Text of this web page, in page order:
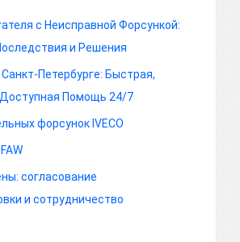
с Неисправной Форсункой:
и Решения
Петербурге: Быстрая,
Помощь 24/7
форсунок IVECO
согласование
и сотрудничество